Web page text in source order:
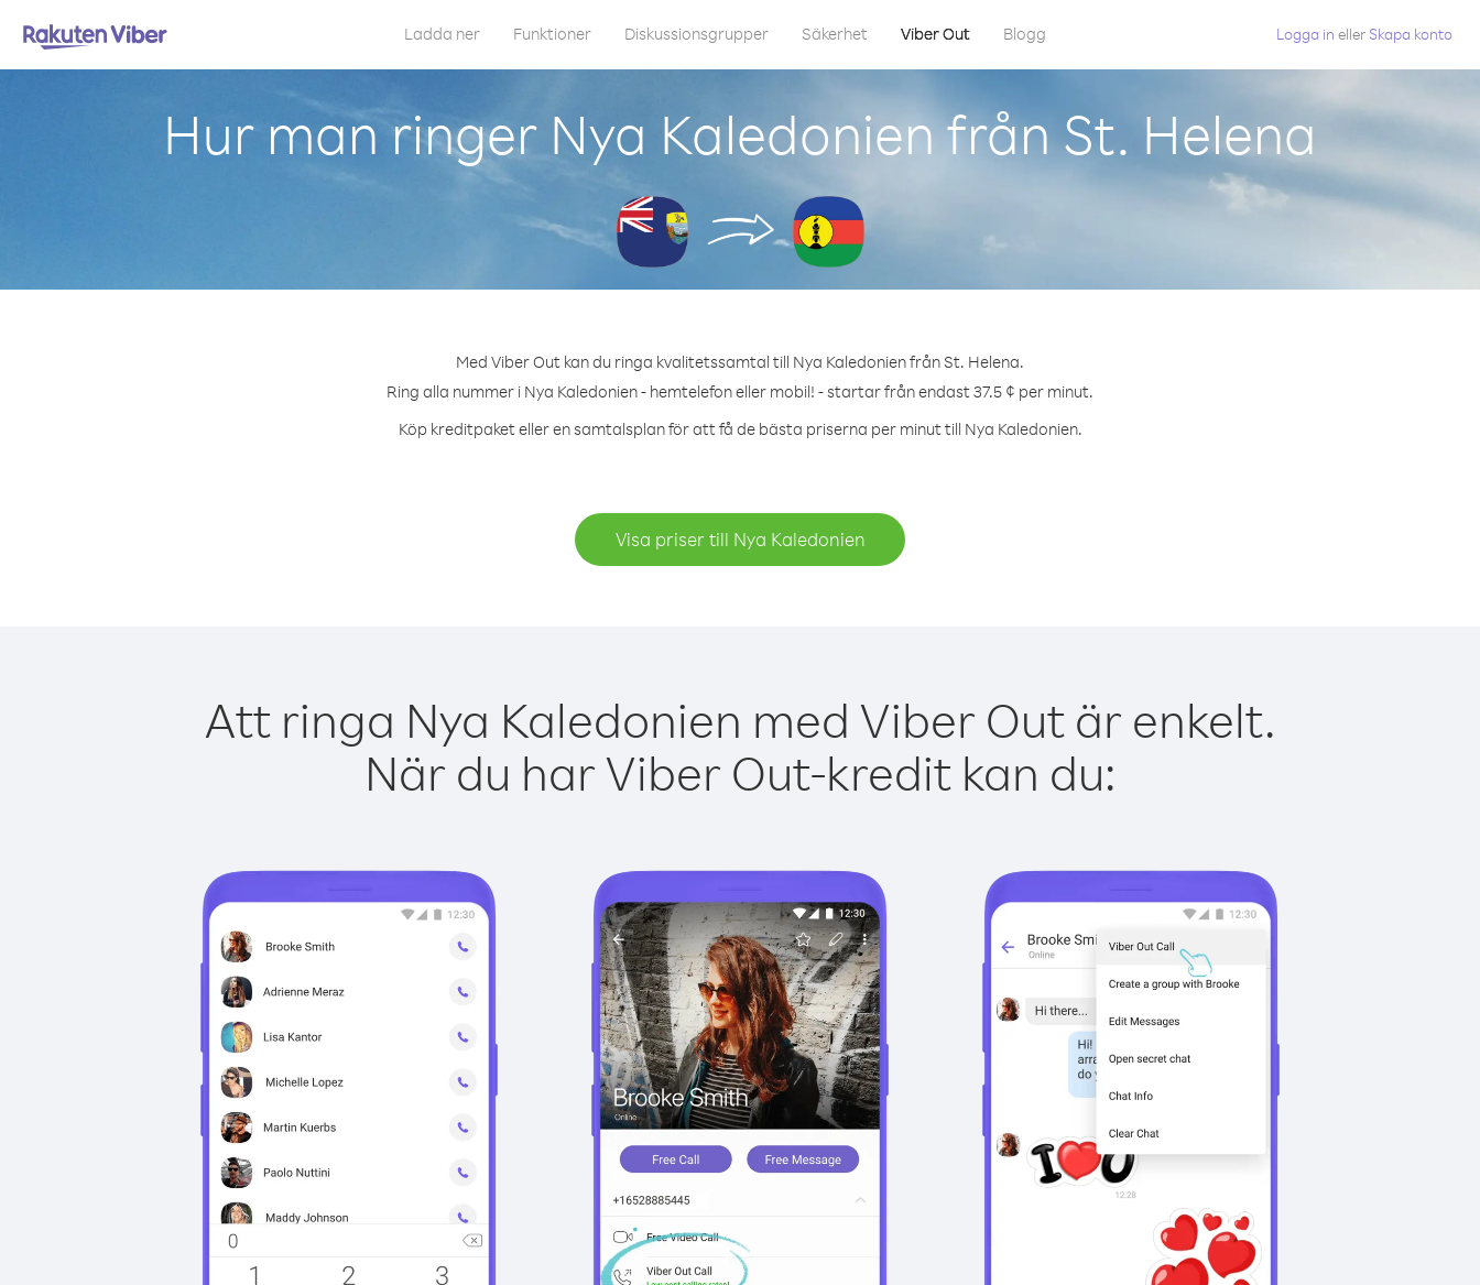
Ladda ner Funktioner Diskussionsgrupper Säkerhet Viber Out Blogg Logga in eller Skapa konto
Hur man ringer Nya Kaledonien från St. Helena
Med Viber Out kan du ringa kvalitetssamtal till Nya Kaledonien från St. Helena.
Ring alla nummer i Nya Kaledonien - hemtelefon eller mobil! - startar från endast 37.5 ¢ per minut.
Köp kreditpaket eller en samtalsplan för att få de bästa priserna per minut till Nya Kaledonien.
Visa priser till Nya Kaledonien
Att ringa Nya Kaledonien med Viber Out är enkelt.
När du har Viber Out-kredit kan du: